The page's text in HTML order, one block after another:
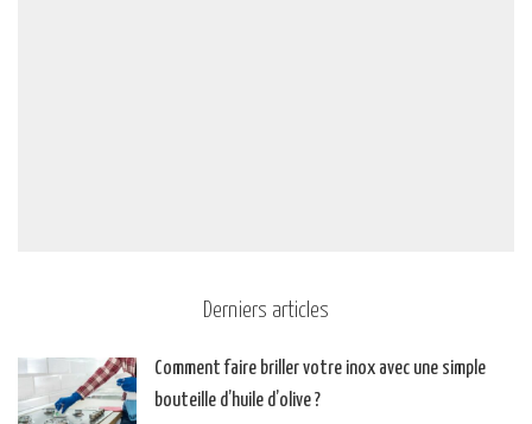
Derniers articles
Comment faire briller votre inox avec une simple
bouteille d’huile d’olive ?